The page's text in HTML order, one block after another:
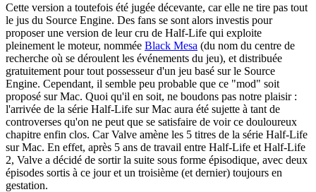
Cette version a toutefois été jugée décevante, car elle ne tire pas tout
le jus du Source Engine. Des fans se sont alors investis pour
proposer une version de leur cru de Half-Life qui exploite
pleinement le moteur, nommée Black Mesa (du nom du centre de
recherche où se déroulent les événements du jeu), et distribuée
gratuitement pour tout possesseur d'un jeu basé sur le Source
Engine. Cependant, il semble peu probable que ce "mod" soit
proposé sur Mac. Quoi qu'il en soit, ne boudons pas notre plaisir :
l'arrivée de la série Half-Life sur Mac aura été sujette à tant de
controverses qu'on ne peut que se satisfaire de voir ce douloureux
chapitre enfin clos. Car Valve amène les 5 titres de la série Half-Life
sur Mac. En effet, après 5 ans de travail entre Half-Life et Half-Life
2, Valve a décidé de sortir la suite sous forme épisodique, avec deux
épisodes sortis à ce jour et un troisième (et dernier) toujours en
gestation.